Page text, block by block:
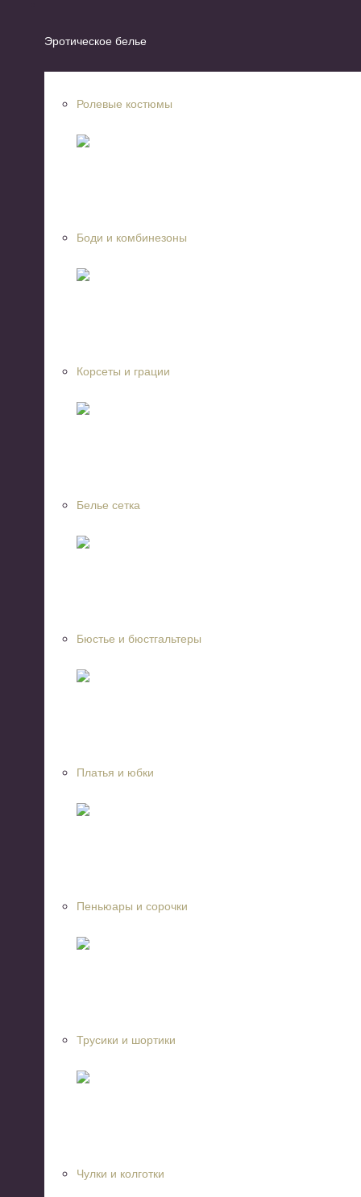
Эротическое белье
Ролевые костюмы
Боди и комбинезоны
Корсеты и грации
Белье сетка
Бюстье и бюстгальтеры
Платья и юбки
Пеньюары и сорочки
Трусики и шортики
Чулки и колготки